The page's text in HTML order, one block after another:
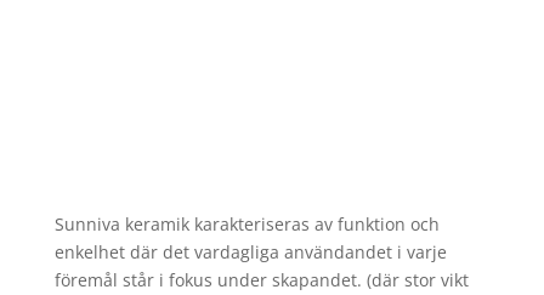
Sunniva keramik karakteriseras av funktion och
enkelhet där det vardagliga användandet i varje
föremål står i fokus under skapandet. (där stor vikt